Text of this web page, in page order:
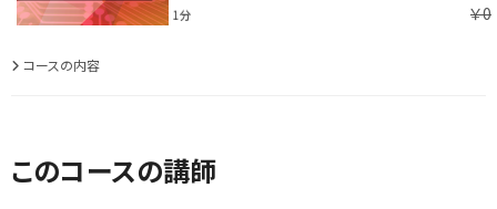
1分 ￥0
コースの内容
このコースの講師